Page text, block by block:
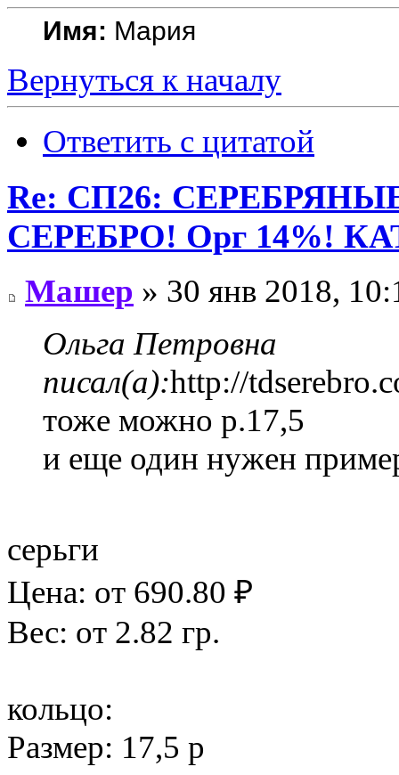
Имя: Мария
Вернуться к началу
Ответить с цитатой
Re: СП26:
СЕРЕБРО! Орг 14%!
Машер » 30 янв 2018,
Ольга Петровна
писал(а):http://
тоже можно р.17,5
и еще один нужен
серьги
Цена: от 690.80 ₽
Вес: от 2.82 гр.
кольцо:
Размер: 17,5 р